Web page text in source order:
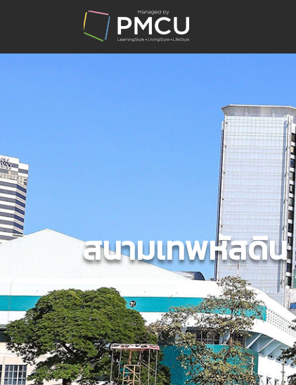
สนามเทพหัสดิน